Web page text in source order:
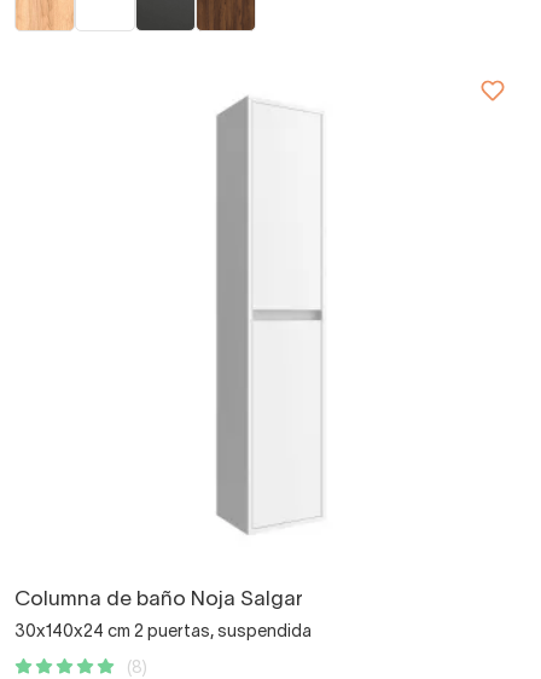
Columna de baño Noja Salgar
30x140x24 cm 2 puertas, suspendida
(8)